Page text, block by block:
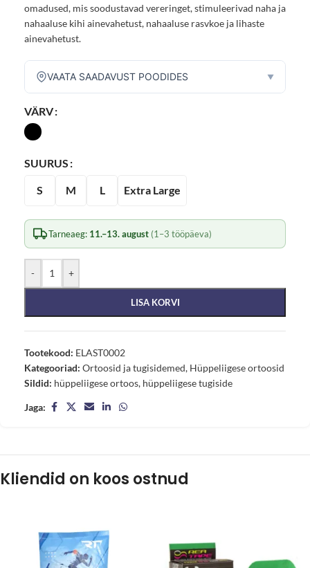
omadused, mis soodustavad vereringet, stimuleerivad naha ja
nahaaluse kihi ainevahetust, nahaaluse rasvkoe ja lihaste
ainevahetust.
VAATA SAADAVUST POODIDES ▼
VÄRV
SUURUS
S M L Extra Large
Tarneaeg: 11.–13. august (1–3 tööpäeva)
- +
LISA KORVI
Tootekood: ELAST0002
Kategooriad: Ortoosid ja tugisidemed, Hüppeliigese ortoosid
Sildid: hüppeliigese ortoos, hüppeliigese tugiside
Jaga:
Kliendid on koos ostnud